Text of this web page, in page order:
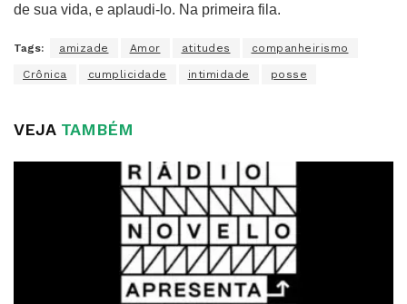
de sua vida, e aplaudi-lo. Na primeira fila.
Tags: amizade Amor atitudes companheirismo
Crônica cumplicidade intimidade posse
VEJATAMBÉM